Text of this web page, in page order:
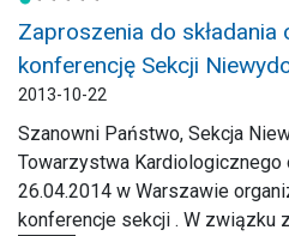
Zaproszenia do
konferencję Sekcji
2013-10-22
Szanowni Państwo, Sekcja
Towarzystwa Kardiologicznego
26.04.2014 w Warszawie
konferencje sekcji . W związku